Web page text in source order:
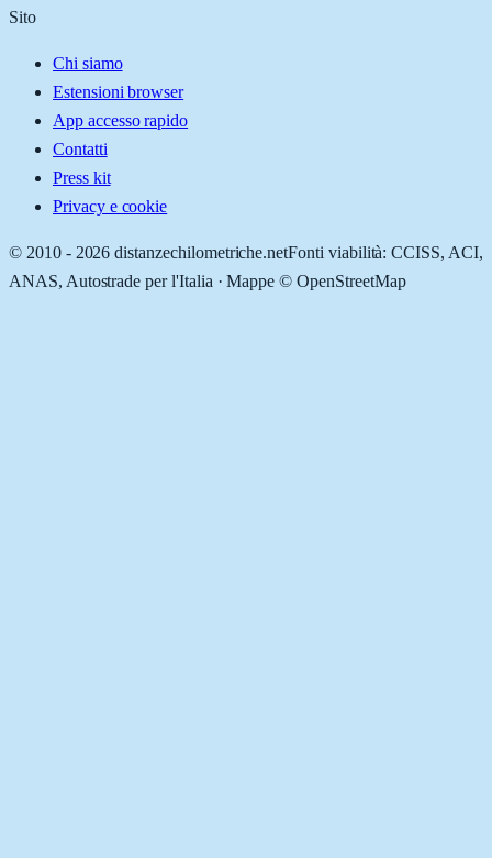
Sito
Chi siamo
Estensioni browser
App accesso rapido
Contatti
Press kit
Privacy e cookie
© 2010 - 2026 distanzechilometriche.netFonti viabilità: CCISS, ACI,
ANAS, Autostrade per l'Italia · Mappe © OpenStreetMap